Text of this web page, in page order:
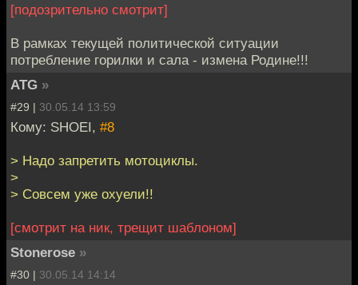
[подозрительно смотрит]
В рамках текущей политической ситуации
потребление горилки и сала - измена Родине!!!
ATG »
#29 | 30.05.14 13:59
Кому: SHOEI, #8
> Надо запретить мотоциклы.
>
> Совсем уже охуели!!
[смотрит на ник, трещит шаблоном]
Stonerose »
#30 | 30.05.14 14:14